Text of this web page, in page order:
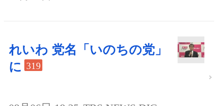
れいわ 党名「いのちの党」
に 319